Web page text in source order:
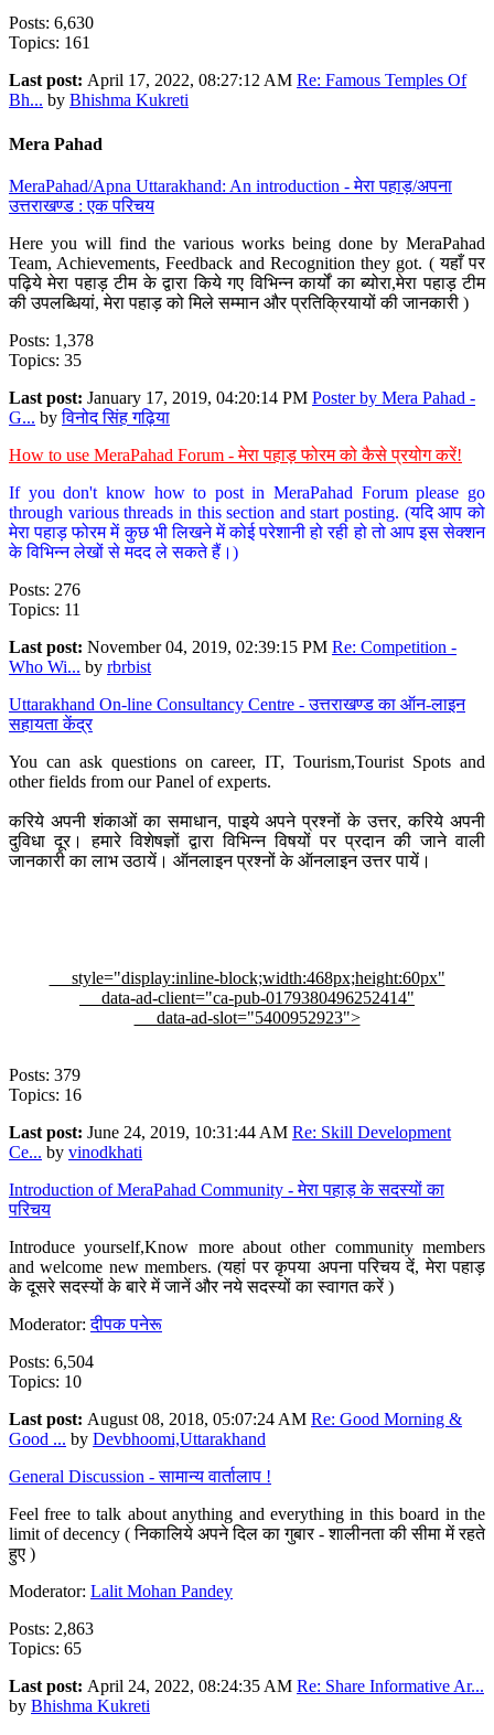
Posts: 6,630
Topics: 161
Last post: April 17, 2022, 08:27:12 AM Re: Famous Temples Of
Bh... by Bhishma Kukreti
Mera Pahad
MeraPahad/Apna Uttarakhand: An introduction - मेरा पहाड़/अपना
उत्तराखण्ड : एक परिचय
Here you will find the various works being done by MeraPahad
Team, Achievements, Feedback and Recognition they got. ( यहाँ पर
पढ़िये मेरा पहाड़ टीम के द्वारा किये गए विभिन्न कार्यों का ब्योरा,मेरा पहाड़ टीम
की उपलब्धियां, मेरा पहाड़ को मिले सम्मान और प्रतिक्रियायों की जानकारी )
Posts: 1,378
Topics: 35
Last post: January 17, 2019, 04:20:14 PM Poster by Mera Pahad -
G... byविनोद सिंह गढ़िया
How to use MeraPahad Forum - मेरा पहाड़ फोरम को कैसे प्रयोग करें!
If you don't know how to post in MeraPahad Forum please go
through various threads in this section and start posting. (यदि आप को
मेरा पहाड़ फोरम में कुछ भी लिखने में कोई परेशानी हो रही हो तो आप इस सेक्शन
के विभिन्न लेखों से मदद ले सकते हैं।)
Posts: 276
Topics: 11
Last post: November 04, 2019, 02:39:15 PM Re: Competition -
Who Wi... by rbrbist
Uttarakhand On-line Consultancy Centre - उत्तराखण्ड का ऑन-लाइन
सहायता केंद्र
You can ask questions on career, IT, Tourism,Tourist Spots and
other fields from our Panel of experts.
करिये अपनी शंकाओं का समाधान, पाइये अपने प्रश्नों के उत्तर, करिये अपनी
दुविधा दूर। हमारे विशेषज्ञों द्वारा विभिन्न विषयों पर प्रदान की जाने वाली
जानकारी का लाभ उठायें। ऑनलाइन प्रश्नों के ऑनलाइन उत्तर पायें।
style="display:inline-block;width:468px;height:60px"
data-ad-client="ca-pub-0179380496252414"
data-ad-slot="5400952923">
Posts: 379
Topics: 16
Last post: June 24, 2019, 10:31:44 AM Re: Skill Development
Ce... by vinodkhati
Introduction of MeraPahad Community - मेरा पहाड़ के सदस्यों का
परिचय
Introduce yourself,Know more about other community members
and welcome new members. (यहां पर कृपया अपना परिचय दें, मेरा पहाड़
के दूसरे सदस्यों के बारे में जानें और नये सदस्यों का स्वागत करें )
Moderator:दीपक पनेरू
Posts: 6,504
Topics: 10
Last post: August 08, 2018, 05:07:24 AM Re: Good Morning &
Good ... by Devbhoomi,Uttarakhand
General Discussion - सामान्य वार्तालाप !
Feel free to talk about anything and everything in this board in the
limit of decency ( निकालिये अपने दिल का गुबार - शालीनता की सीमा में रहते
हुए )
Moderator: Lalit Mohan Pandey
Posts: 2,863
Topics: 65
Last post: April 24, 2022, 08:24:35 AM Re: Share Informative Ar...
by Bhishma Kukreti